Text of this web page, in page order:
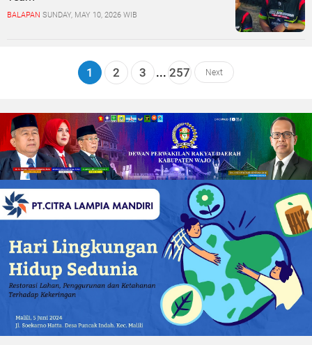
BALAPAN SUNDAY, MAY 10, 2026 WIB
1 2 3 ... 257 Next